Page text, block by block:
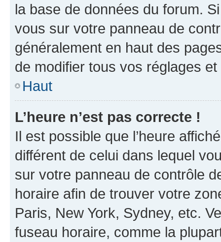
la base de données du forum.
vous sur votre panneau de
généralement en haut des
de modifier tous vos réglages
Haut
L’heure n’est pas correcte !
Il est possible que l’heure
différent de celui dans lequel
sur votre panneau de contrôle
horaire afin de trouver votre
Paris, New York, Sydney, etc.
fuseau horaire, comme la